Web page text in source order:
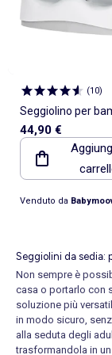
(10)
Seggiolino per
“Badabulle”
44,90 €
Venduto da
Seggiolini da sedia:
Non sempre è
casa o portarlo con
soluzione più
in modo sicuro,
alla seduta degli
trasformandola in